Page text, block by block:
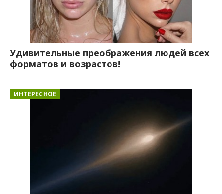
Удивительные преображения людей всех
форматов и возрастов!
ИНТЕРЕСНОЕ